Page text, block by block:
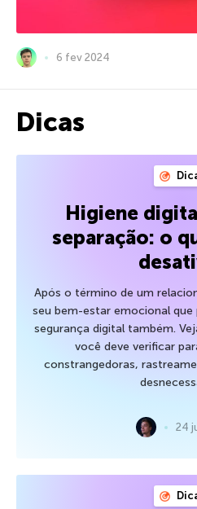
6 fev 2024
Dicas
Higiene
separação: o
Após o término de um
seu bem-estar emocional que
segurança digital também.
você deve verificar
constrangedoras,
24